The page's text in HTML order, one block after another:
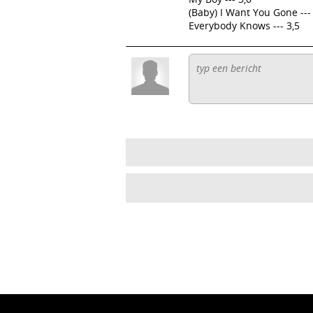
(Baby) I Want You Gone ---
Everybody Knows --- 3,5